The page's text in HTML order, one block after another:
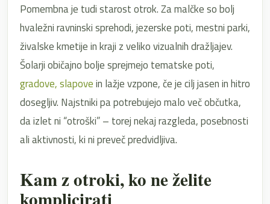
Pomembna je tudi starost otrok. Za malčke so bolj
hvaležni ravninski sprehodi, jezerske poti, mestni parki,
živalske kmetije in kraji z veliko vizualnih dražljajev.
Šolarji običajno bolje sprejmejo tematske poti,
gradove, slapovein lažje vzpone, če je cilj jasen in hitro
dosegljiv. Najstniki pa potrebujejo malo več občutka,
da izlet ni “otroški” – torej nekaj razgleda, posebnosti
ali aktivnosti, ki ni preveč predvidljiva.
Kam z otroki, ko ne želite